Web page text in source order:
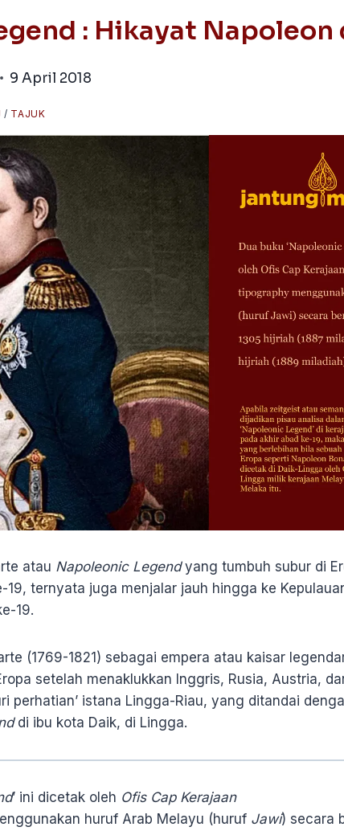
: Hikayat Napoleon
9 April 2018
/ TAJUK
atau Napoleonic Legendyang tumbuh subur di
19, ternyata juga menjalar jauh hingga ke
19.
(1769-1821) sebagai empera atau kaisar
setelah menaklukkan Inggris, Rusia, Austria,
perhatian’ istana Lingga-Riau, yang ditandai
di ibu kota Daik, di Lingga.
’ ini dicetak oleh Ofis Cap Kerajaan
huruf Arab Melayu (huruf Jawi) secara